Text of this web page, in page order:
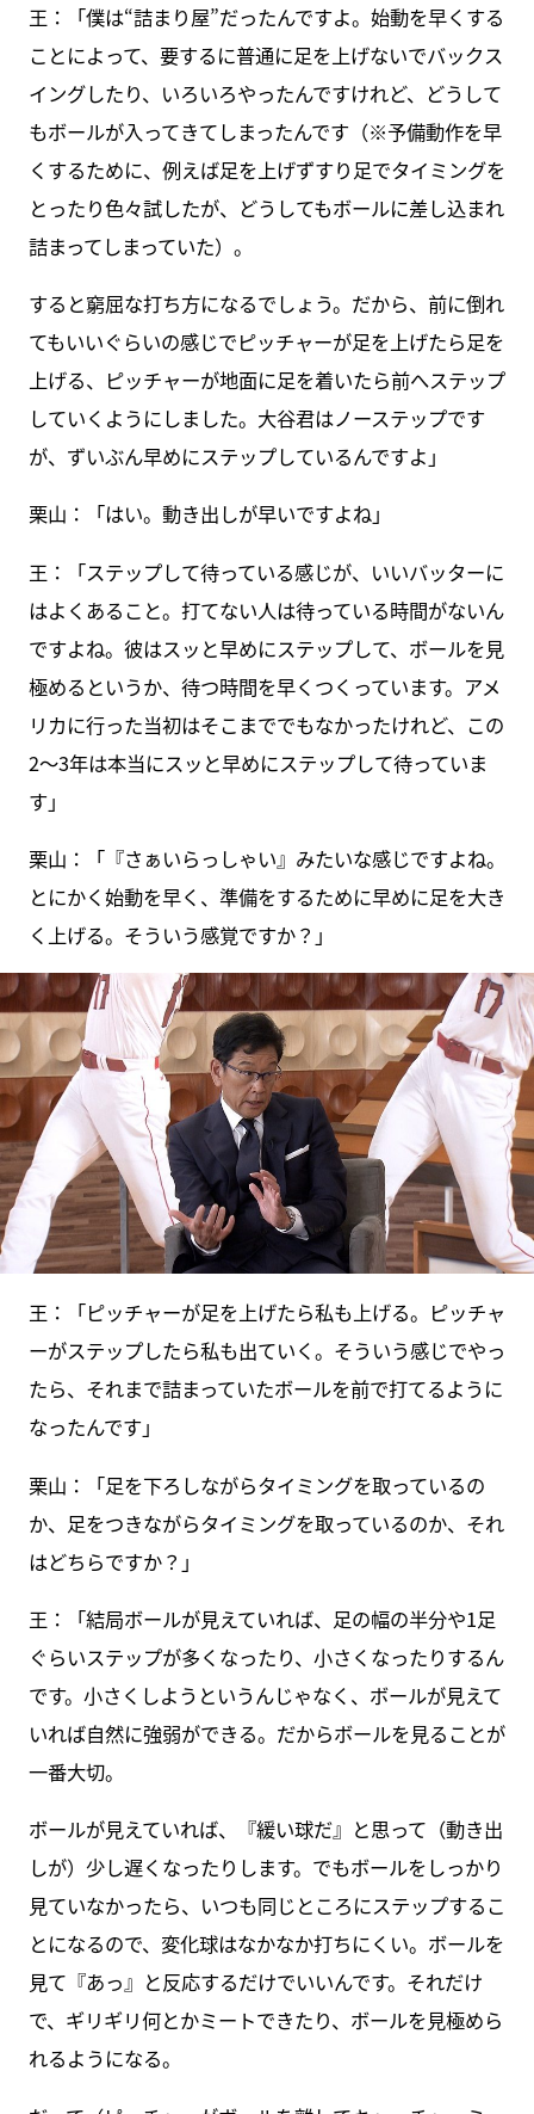
王：「僕は“詰まり屋”だったんですよ。始動を早くする
ことによって、要するに普通に足を上げないでバックス
イングしたり、いろいろやったんですけれど、どうして
もボールが入ってきてしまったんです（※予備動作を早
くするために、例えば足を上げずすり足でタイミングを
とったり色々試したが、どうしてもボールに差し込まれ
詰まってしまっていた）。
すると窮屈な打ち方になるでしょう。だから、前に倒れ
てもいいぐらいの感じでピッチャーが足を上げたら足を
上げる、ピッチャーが地面に足を着いたら前へステップ
していくようにしました。大谷君はノーステップです
が、ずいぶん早めにステップしているんですよ」
栗山：「はい。動き出しが早いですよね」
王：「ステップして待っている感じが、いいバッターに
はよくあること。打てない人は待っている時間がないん
ですよね。彼はスッと早めにステップして、ボールを見
極めるというか、待つ時間を早くつくっています。アメ
リカに行った当初はそこまででもなかったけれど、この
2～3年は本当にスッと早めにステップして待っていま
す」
栗山：「『さぁいらっしゃい』みたいな感じですよね。
とにかく始動を早く、準備をするために早めに足を大き
く上げる。そういう感覚ですか？」
王：「ピッチャーが足を上げたら私も上げる。ピッチャ
ーがステップしたら私も出ていく。そういう感じでやっ
たら、それまで詰まっていたボールを前で打てるように
なったんです」
栗山：「足を下ろしながらタイミングを取っているの
か、足をつきながらタイミングを取っているのか、それ
はどちらですか？」
王：「結局ボールが見えていれば、足の幅の半分や1足
ぐらいステップが多くなったり、小さくなったりするん
です。小さくしようというんじゃなく、ボールが見えて
いれば自然に強弱ができる。だからボールを見ることが
一番大切。
ボールが見えていれば、『緩い球だ』と思って（動き出
しが）少し遅くなったりします。でもボールをしっかり
見ていなかったら、いつも同じところにステップするこ
とになるので、変化球はなかなか打ちにくい。ボールを
見て『あっ』と反応するだけでいいんです。それだけ
で、ギリギリ何とかミートできたり、ボールを見極めら
れるようになる。